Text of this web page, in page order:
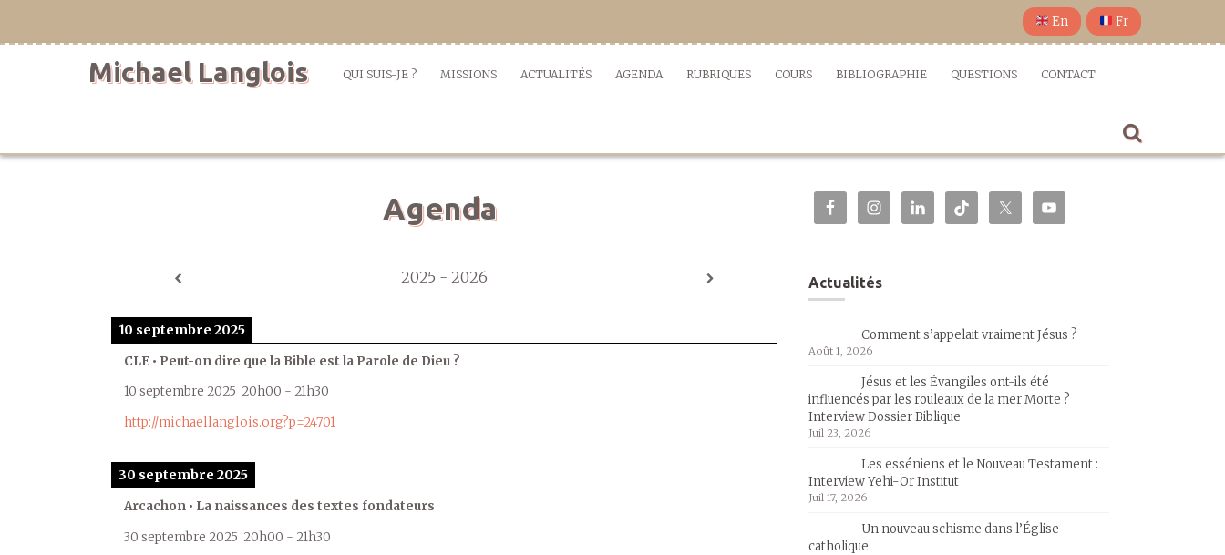
En Fr
Michael Langlois QUI SUIS-JE ? MISSIONS ACTUALITÉS AGENDA RUBRIQUES COURS BIBLIOGRAPHIE QUESTIONS CONTACT
Agenda
2025 - 2026
10 septembre 2025
CLE • Peut-on dire que la Bible est la Parole de Dieu ?
10 septembre 2025 20h00 - 21h30
http://michaellanglois.org?p=24701
30 septembre 2025
Arcachon • La naissances des textes fondateurs
30 septembre 2025 20h00 - 21h30
Actualités
Comment s’appelait vraiment Jésus ?
Août 1, 2026
Jésus et les Évangiles ont-ils été
influencés par les rouleaux de la mer Morte ?
Interview Dossier Biblique
Juil 23, 2026
Les esséniens et le Nouveau Testament :
Interview Yehi-Or Institut
Juil 17, 2026
Un nouveau schisme dans l’Église
catholique